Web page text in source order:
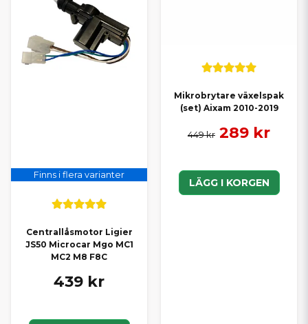
Finns i flera varianter
Centrallåsmotor Ligier
JS50 Microcar Mgo MC1
MC2 M8 F8C
439 kr
Mikrobrytare växelspak
(set) Aixam 2010-2019
449 kr 289 kr
LÄGG I KORGEN